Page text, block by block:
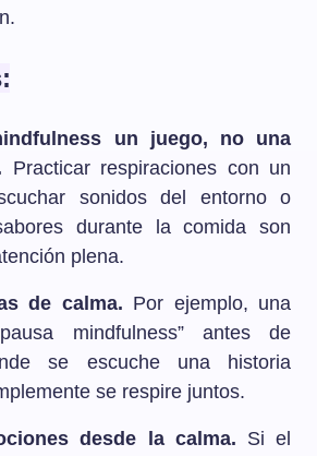
un juego, no una
Practicar respiraciones con un
sonidos del entorno o
durante la comida son
plena.
de calma. Por ejemplo, una
mindfulness” antes de
se escuche una historia
se respire juntos.
desde la calma. Si el